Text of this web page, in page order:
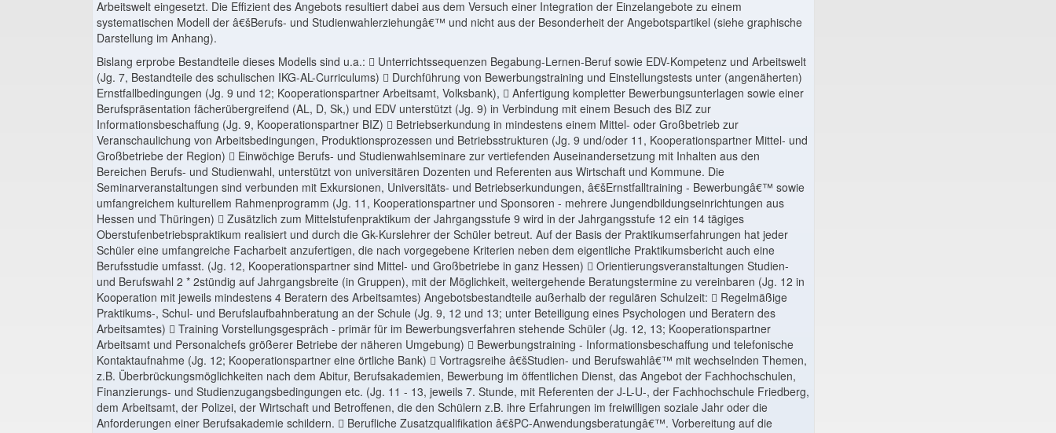
Arbeitswelt eingesetzt. Die Effizient des Angebots resultiert dabei aus dem Versuch einer Integration der Einzelangebote zu einem
systematischen Modell der â€šBerufs- und Studienwahlerziehungâ€™ und nicht aus der Besonderheit der Angebotspartikel (siehe graphische
Darstellung im Anhang).
Bislang erprobe Bestandteile dieses Modells sind u.a.:  Unterrichtssequenzen Begabung-Lernen-Beruf sowie EDV-Kompetenz und Arbeitswelt
(Jg. 7, Bestandteile des schulischen IKG-AL-Curriculums)  Durchführung von Bewerbungstraining und Einstellungstests unter (angenäherten)
Ernstfallbedingungen (Jg. 9 und 12; Kooperationspartner Arbeitsamt, Volksbank),  Anfertigung kompletter Bewerbungsunterlagen sowie einer
Berufspräsentation fächerübergreifend (AL, D, Sk,) und EDV unterstützt (Jg. 9) in Verbindung mit einem Besuch des BIZ zur
Informationsbeschaffung (Jg. 9, Kooperationspartner BIZ)  Betriebserkundung in mindestens einem Mittel- oder Großbetrieb zur
Veranschaulichung von Arbeitsbedingungen, Produktionsprozessen und Betriebsstrukturen (Jg. 9 und/oder 11, Kooperationspartner Mittel- und
Großbetriebe der Region)  Einwöchige Berufs- und Studienwahlseminare zur vertiefenden Auseinandersetzung mit Inhalten aus den
Bereichen Berufs- und Studienwahl, unterstützt von universitären Dozenten und Referenten aus Wirtschaft und Kommune. Die
Seminarveranstaltungen sind verbunden mit Exkursionen, Universitäts- und Betriebserkundungen, â€šErnstfalltraining - Bewerbungâ€™ sowie
umfangreichem kulturellem Rahmenprogramm (Jg. 11, Kooperationspartner und Sponsoren - mehrere Jungendbildungseinrichtungen aus
Hessen und Thüringen)  Zusätzlich zum Mittelstufenpraktikum der Jahrgangsstufe 9 wird in der Jahrgangsstufe 12 ein 14 tägiges
Oberstufenbetriebspraktikum realisiert und durch die Gk-Kurslehrer der Schüler betreut. Auf der Basis der Praktikumserfahrungen hat jeder
Schüler eine umfangreiche Facharbeit anzufertigen, die nach vorgegebene Kriterien neben dem eigentliche Praktikumsbericht auch eine
Berufsstudie umfasst. (Jg. 12, Kooperationspartner sind Mittel- und Großbetriebe in ganz Hessen)  Orientierungsveranstaltungen Studien-
und Berufswahl 2 * 2stündig auf Jahrgangsbreite (in Gruppen), mit der Möglichkeit, weitergehende Beratungstermine zu vereinbaren (Jg. 12 in
Kooperation mit jeweils mindestens 4 Beratern des Arbeitsamtes) Angebotsbestandteile außerhalb der regulären Schulzeit:  Regelmäßige
Praktikums-, Schul- und Berufslaufbahnberatung an der Schule (Jg. 9, 12 und 13; unter Beteiligung eines Psychologen und Beratern des
Arbeitsamtes)  Training Vorstellungsgespräch - primär für im Bewerbungsverfahren stehende Schüler (Jg. 12, 13; Kooperationspartner
Arbeitsamt und Personalchefs größerer Betriebe der näheren Umgebung)  Bewerbungstraining - Informationsbeschaffung und telefonische
Kontaktaufnahme (Jg. 12; Kooperationspartner eine örtliche Bank)  Vortragsreihe â€šStudien- und Berufswahlâ€™ mit wechselnden Themen,
z.B. Überbrückungsmöglichkeiten nach dem Abitur, Berufsakademien, Bewerbung im öffentlichen Dienst, das Angebot der Fachhochschulen,
Finanzierungs- und Studienzugangsbedingungen etc. (Jg. 11 - 13, jeweils 7. Stunde, mit Referenten der J-L-U-, der Fachhochschule Friedberg,
dem Arbeitsamt, der Polizei, der Wirtschaft und Betroffenen, die den Schülern z.B. ihre Erfahrungen im freiwilligen soziale Jahr oder die
Anforderungen einer Berufsakademie schildern.  Berufliche Zusatzqualifikation â€šPC-Anwendungsberatungâ€™. Vorbereitung auf die